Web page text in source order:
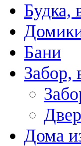
Будка,
Бани
Забор,
Дома